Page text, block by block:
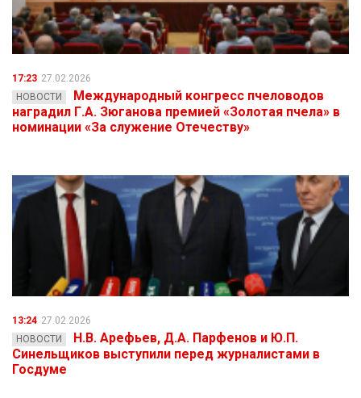
17:23 27.02.2026
НОВОСТИ
Международный конгресс пчеловодов
наградил Г.А. Зюганова премией «Золотая пчела» в
номинации «За служение Отечеству»
13:24 27.02.2026
НОВОСТИ
Н.В. Арефьев, Д.А. Парфенов и Ю.П.
Синельщиков выступили перед журналистами в
Госдуме